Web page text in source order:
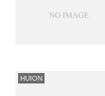
HUION